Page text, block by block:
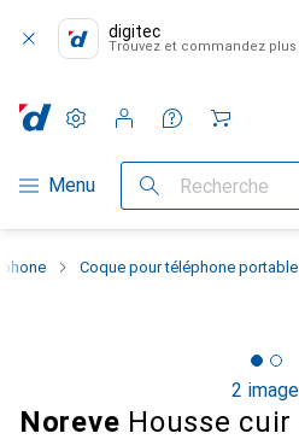
digitec
Trouvez et commandez plus
Navigation par catégorie
Menu Recherche
Paramètres
Compte client
Listes de comparaison
Listes d'envies
Panier
Coque pour téléphone portable
2
Noreve Housse cuir